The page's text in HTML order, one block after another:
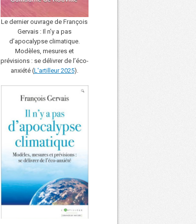
Le dernier ouvrage de François
Gervais : Il n’y a pas
d’apocalypse climatique.
Modèles, mesures et
prévisions : se délivrer de l’éco-
anxiété (L'artilleur 2025).